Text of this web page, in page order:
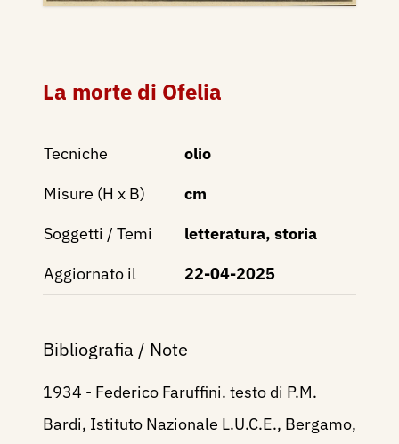
La morte di Ofelia
Tecniche
olio
Misure (H x B)
cm
Soggetti / Temi
letteratura, storia
Aggiornato il
22-04-2025
Bibliografia / Note
1934 - Federico Faruffini. testo di P.M.
Bardi, Istituto Nazionale L.U.C.E., Bergamo,